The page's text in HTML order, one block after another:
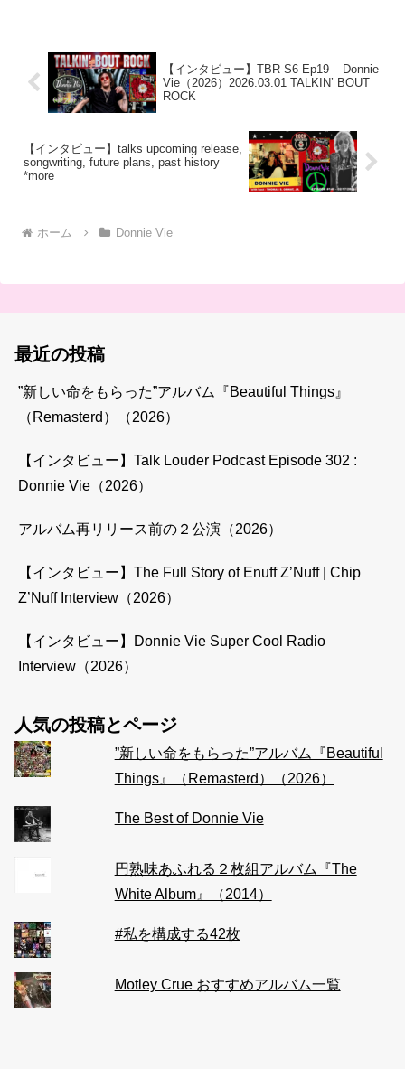
【インタビュー】TBR S6 Ep19 – Donnie
Vie（2026）2026.03.01 TALKIN’ BOUT
ROCK
【インタビュー】talks upcoming release,
songwriting, future plans, past history
*more
ホーム Donnie Vie
最近の投稿
”新しい命をもらった”アルバム『Beautiful Things』
（Remasterd）（2026）
【インタビュー】Talk Louder Podcast Episode 302 :
Donnie Vie（2026）
アルバム再リリース前の２公演（2026）
【インタビュー】The Full Story of Enuff Z’Nuff | Chip
Z’Nuff Interview（2026）
【インタビュー】Donnie Vie Super Cool Radio
Interview（2026）
人気の投稿とページ
”新しい命をもらった”アルバム『Beautiful
Things』（Remasterd）（2026）
The Best of Donnie Vie
円熟味あふれる２枚組アルバム『The
White Album』（2014）
#私を構成する42枚
Motley Crue おすすめアルバム一覧